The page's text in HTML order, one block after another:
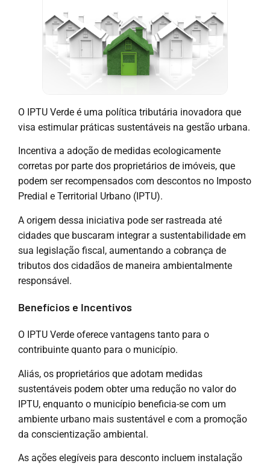
O IPTU Verde é uma política tributária inovadora que
visa estimular práticas sustentáveis na gestão urbana.
Incentiva a adoção de medidas ecologicamente
corretas por parte dos proprietários de imóveis, que
podem ser recompensados com descontos no Imposto
Predial e Territorial Urbano (IPTU).
A origem dessa iniciativa pode ser rastreada até
cidades que buscaram integrar a sustentabilidade em
sua legislação fiscal, aumentando a cobrança de
tributos dos cidadãos de maneira ambientalmente
responsável.
Benefícios e Incentivos
O IPTU Verde oferece vantagens tanto para o
contribuinte quanto para o município.
Aliás, os proprietários que adotam medidas
sustentáveis podem obter uma redução no valor do
IPTU, enquanto o município beneficia-se com um
ambiente urbano mais sustentável e com a promoção
da conscientização ambiental.
As ações elegíveis para desconto incluem instalação